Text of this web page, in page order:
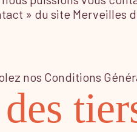
» du site Merveilles
nos Conditions